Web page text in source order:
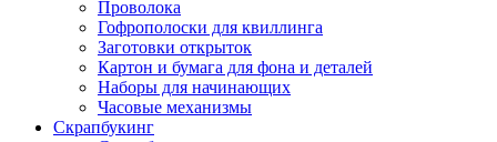
Проволока
Гофрополоски для квиллинга
Заготовки открыток
Картон и бумага для фона и деталей
Наборы для начинающих
Часовые механизмы
Скрапбукинг